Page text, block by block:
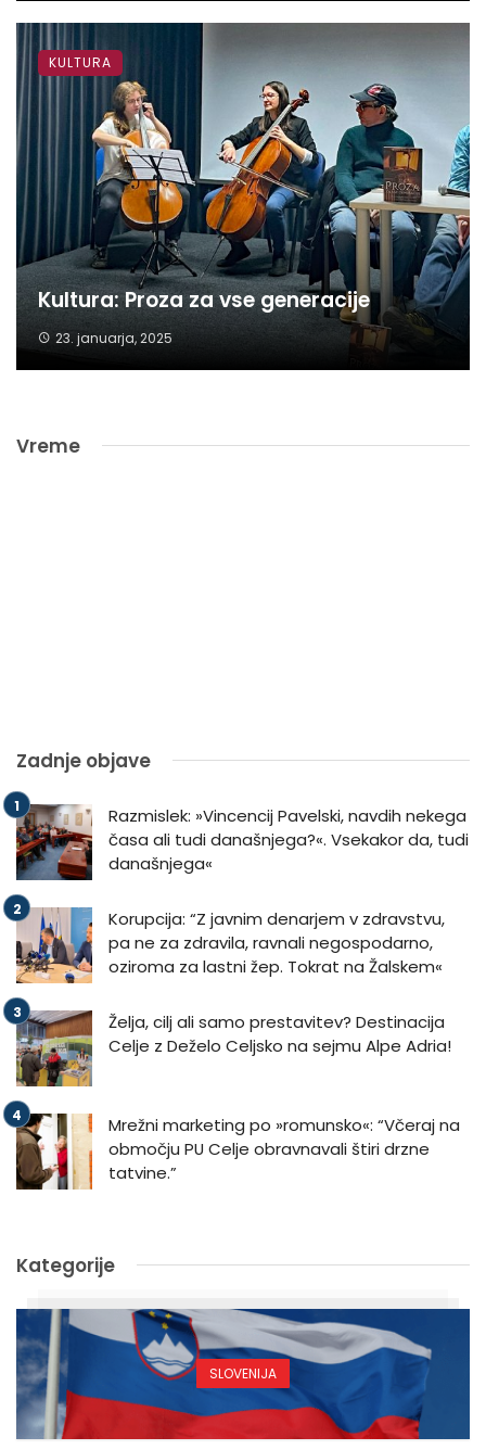
Kultura: Proza za vse generacije
23. januarja, 2025
KULTURA
Vreme
Zadnje objave
Razmislek: »Vincencij Pavelski, navdih nekega
časa ali tudi današnjega?«. Vsekakor da, tudi
današnjega«
Korupcija: “Z javnim denarjem v zdravstvu,
pa ne za zdravila, ravnali negospodarno,
oziroma za lastni žep. Tokrat na Žalskem«
Želja, cilj ali samo prestavitev? Destinacija
Celje z Deželo Celjsko na sejmu Alpe Adria!
Mrežni marketing po »romunsko«: “Včeraj na
območju PU Celje obravnavali štiri drzne
tatvine.”
Kategorije
SLOVENIJA